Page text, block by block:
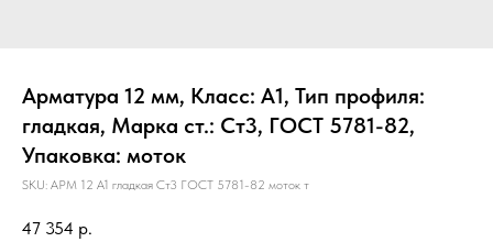
Арматура 12 мм, Класс: А1, Тип профиля:
гладкая, Марка ст.: Ст3, ГОСТ 5781-82,
Упаковка: моток
SKU: АРМ 12 А1 гладкая Ст3 ГОСТ 5781-82 моток т
47 354 р.